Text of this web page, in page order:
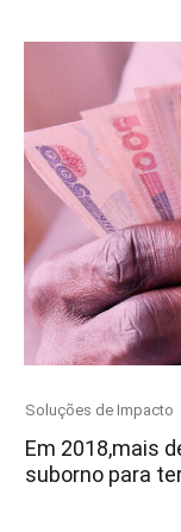
Category
Soluções de Impacto
Em 2018,mais
suborno para